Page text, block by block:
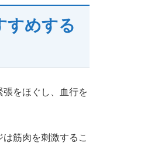
すめする
をほぐし、血行を
筋肉を刺激するこ